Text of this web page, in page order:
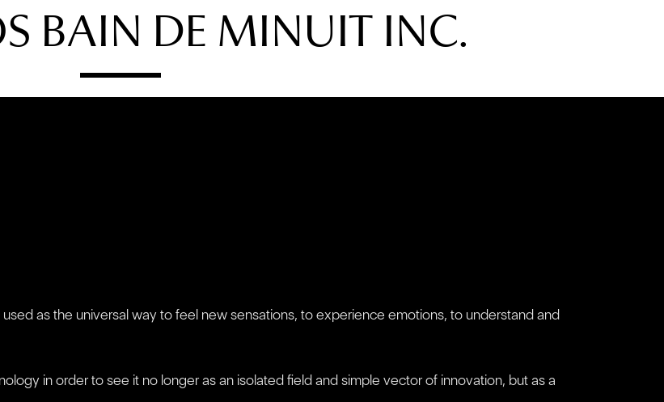
BAIN DE MINUIT INC.
used as the universal way to feel new sensations, to experience emotions, to understand and
in order to see it no longer as an isolated field and simple vector of innovation, but as a